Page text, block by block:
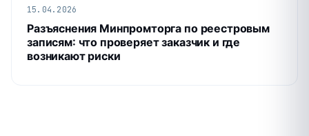
15.04.2026
Разъяснения Минпромторга по реестровым
записям: что проверяет заказчик и где
возникают риски